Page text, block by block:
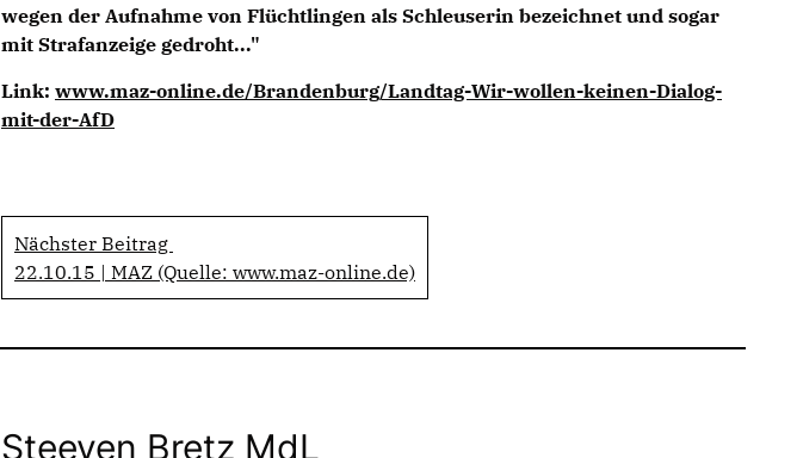
wegen der Aufnahme von Flüchtlingen als Schleuserin bezeichnet und sogar
mit Strafanzeige gedroht..."
Link: www.maz-online.de/Brandenburg/Landtag-Wir-wollen-keinen-Dialog-
mit-der-AfD
Nächster Beitrag
22.10.15 | MAZ (Quelle: www.maz-online.de)
Steeven Bretz MdL